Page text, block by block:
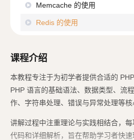
Memcache 的使用
Redis 的使用
课程介绍
本教程专注于为初学者提供合适的
PHP 语言的基础语法、数据类型、流
作、字符串处理、错误与异常处理等核
讲解过程中注重理论与实践相结合，
代码和详细解析，旨在帮助学习者快